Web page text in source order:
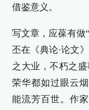
借鉴意义。
写文章，应葆有做
丕在《典论·论文
之大业，不朽之
荣华都如过眼云
能流芳百世。作